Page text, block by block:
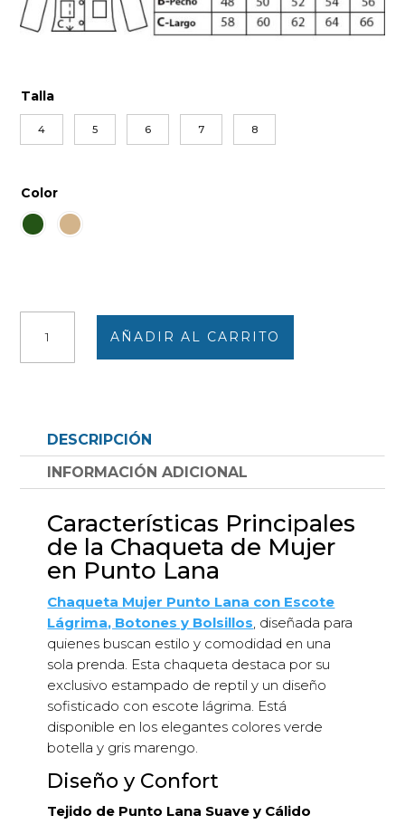
Talla
4 5 6 7 8
Color
mujer
punto
botones
bolsillos
'reptil'
cantidad
AÑADIR AL CARRITO
DESCRIPCIÓN
INFORMACIÓN ADICIONAL
Características Principales
de la Chaqueta de Mujer
en Punto Lana
Chaqueta Mujer Punto Lana con Escote
Lágrima, Botones y Bolsillos, diseñada para
quienes buscan estilo y comodidad en una
sola prenda. Esta chaqueta destaca por su
exclusivo estampado de reptil y un diseño
sofisticado con escote lágrima. Está
disponible en los elegantes colores verde
botella y gris marengo.
Diseño y Confort
Tejido de Punto Lana Suave y Cálido